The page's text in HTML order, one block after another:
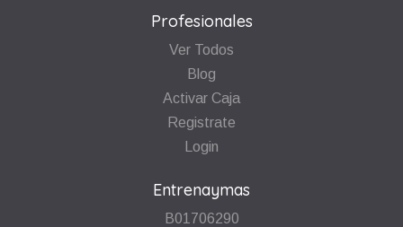
Profesionales
Ver Todos
Blog
Activar Caja
Registrate
Login
Entrenaymas
B01706290